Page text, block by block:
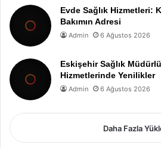
Evde Sağlık Hizmetleri:
Bakımın Adresi
Admin 6 Ağustos 2026
Eskişehir Sağlık
Hizmetlerinde Yenilikler
Admin 6 Ağustos 2026
Daha Fazla